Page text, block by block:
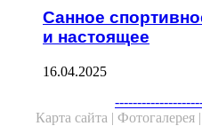
Санное
и настоящее
16.04.2025
Карта сайта | Фотогалерея |